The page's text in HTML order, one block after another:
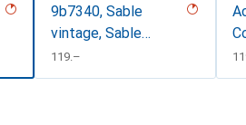
9b7340, Sable
vintage, Sable
vintage - Couture
CHF
119.–